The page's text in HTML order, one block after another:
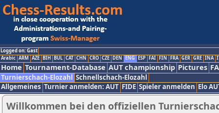
Logged on: Gast
Arabic ARM AZE BIH BUL CAT CHN CRO CZE DEN ENG ESP FAI FIN FRA GER GRE INA
Home Tournament-Database AUT championship Pictures
Turnierschach-Elozahl Schnellschach-Elozahl
Allgemeines Turnier anmelden: AUT FIDE Spieler anmelden Elo
Willkommen bei den offiziellen